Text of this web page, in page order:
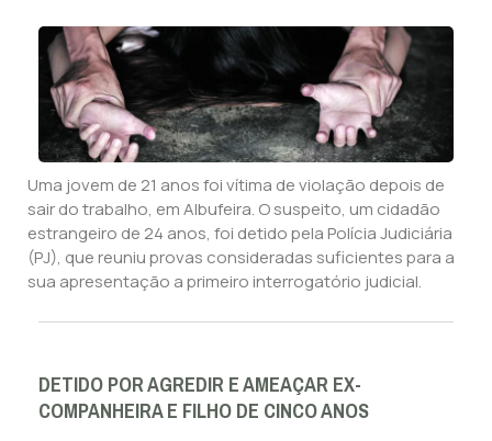
Uma jovem de 21 anos foi vítima de violação depois de
sair do trabalho, em Albufeira. O suspeito, um cidadão
estrangeiro de 24 anos, foi detido pela Polícia Judiciária
(PJ), que reuniu provas consideradas suficientes para a
sua apresentação a primeiro interrogatório judicial.
DETIDO POR AGREDIR E AMEAÇAR EX-
COMPANHEIRA E FILHO DE CINCO ANOS